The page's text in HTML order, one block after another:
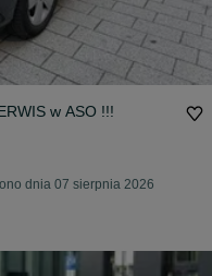
w ASO !!!
dnia 07 sierpnia 2026